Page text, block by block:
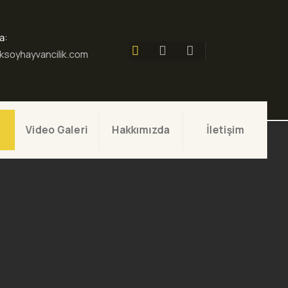
Video Galeri Hakkımızda İletişim